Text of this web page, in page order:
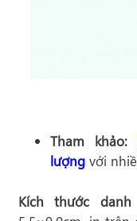
Tham khảo:
lượng với
Kích thước